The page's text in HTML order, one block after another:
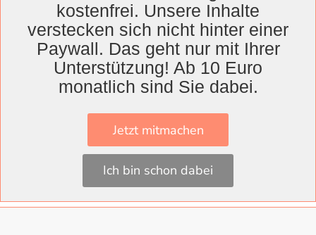
selbst? Sie strahlt aus, was sie singt, was sie
schreibt und was sie spielt. Das Leuchten
bleibt und kommt für eine Weile mit nach
Hause. Großer Beifall.
dem Auftritt des David Lübke Quartetts ihren
Abschluss. Fortsetzung im kommenden Jahr
nicht ausgeschlossen.
kostenfrei. Unsere Inhalte
verstecken sich nicht hinter einer
Paywall. Das geht nur mit Ihrer
Unterstützung! Ab 10 Euro
monatlich sind Sie dabei.
Jetzt mitmachen
Ich bin schon dabei